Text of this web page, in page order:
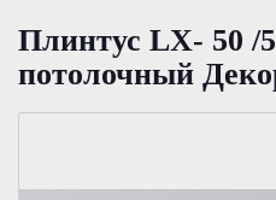
Плинтус LX- 50 /
потолочный